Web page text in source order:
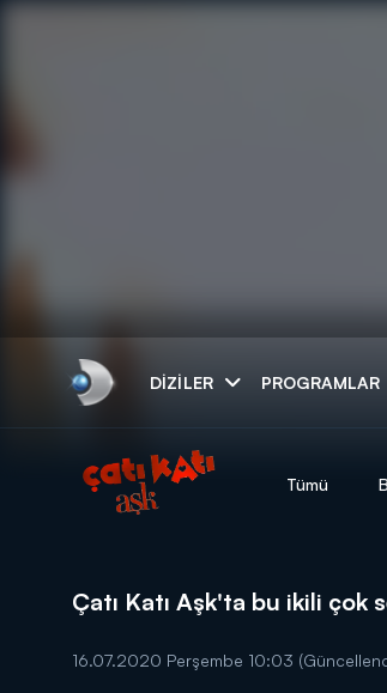
DIZILER PROGRAMLAR
Tümü
Çatı Katı Aşk'ta bu ikili çok
16.07.2020 Perşembe 10:03